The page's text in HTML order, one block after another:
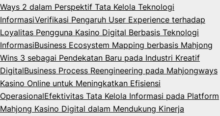
Ways 2 dalam Perspektif Tata Kelola Teknologi
InformasiVerifikasi Pengaruh User Experience terhadap
Loyalitas Pengguna Kasino Digital Berbasis Teknologi
InformasiBusiness Ecosystem Mapping berbasis Mahjong
Wins 3 sebagai Pendekatan Baru pada Industri Kreatif
DigitalBusiness Process Reengineering pada Mahjongways
Kasino Online untuk Meningkatkan Efisiensi
OperasionalEfektivitas Tata Kelola Informasi pada Platform
Mahjong Kasino Digital dalam Mendukung Kinerja